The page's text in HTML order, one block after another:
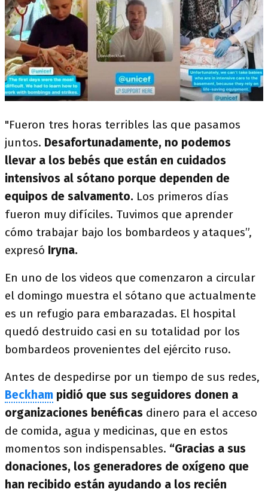
"Fueron tres horas terribles las que pasamos
juntos. Desafortunadamente, no podemos
llevar a los bebés que están en cuidados
intensivos al sótano porque dependen de
equipos de salvamento. Los primeros días
fueron muy difíciles. Tuvimos que aprender
cómo trabajar bajo los bombardeos y ataques”,
expresó Iryna.
En uno de los videos que comenzaron a circular
el domingo muestra el sótano que actualmente
es un refugio para embarazadas. El hospital
quedó destruido casi en su totalidad por los
bombardeos provenientes del ejército ruso.
Antes de despedirse por un tiempo de sus redes,
Beckham pidió que sus seguidores donen a
organizaciones benéficas dinero para el acceso
de comida, agua y medicinas, que en estos
momentos son indispensables. “Gracias a sus
donaciones, los generadores de oxígeno que
han recibido están ayudando a los recién